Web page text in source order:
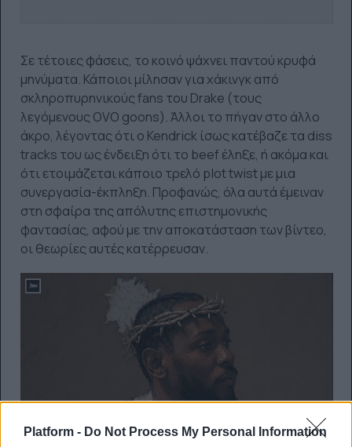
Platform - Do Not Process My Personal Information
Σε τέτοιες φάσεις, το κοινό ψάχνει παντού κρυφά
μηνύματα. Κάποιοι μίλησαν για χάκινγκ από
σκληροπυρηνικούς fans του Drake (τους
λεγόμενους OVO goons). Άλλοι το πήγαν στο άλλο
άκρο, λέγοντας ότι ο Kendrick ίσως κατέβαζε τα diss
tracks του ως ένδειξη ότι το beef έληξε, ή ακόμα και
ότι ετοιμάζεται κάποιο τρελό plot twist με μια
συνεργασία-έκπληξη. Προφανώς, όλα αυτά έμειναν
στη σφαίρα της απόλυτης επιστημονικής
φαντασίας, αφού με την αποκατάσταση των βίντεο,
οι θεωρίες αυτές κατέρρευσαν.